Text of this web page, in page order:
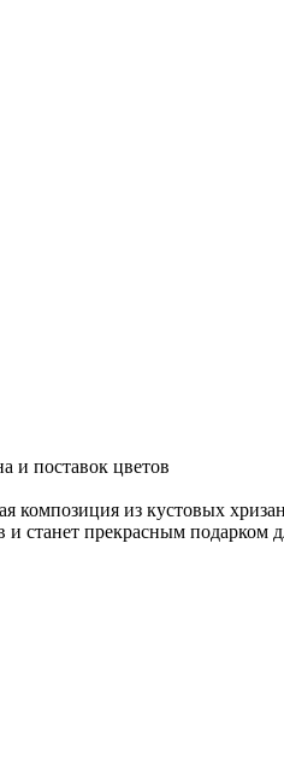
и поставок цветов
композиция из кустовых
станет прекрасным подарком